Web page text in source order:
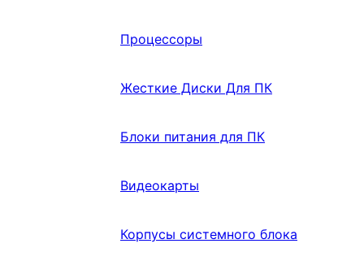
Процессоры
Жесткие Диски Для ПК
Блоки питания для ПК
Видеокарты
Корпусы системного блока